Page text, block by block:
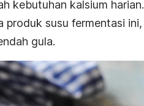
kebutuhan kalsium harian.
produk susu fermentasi ini,
gula.